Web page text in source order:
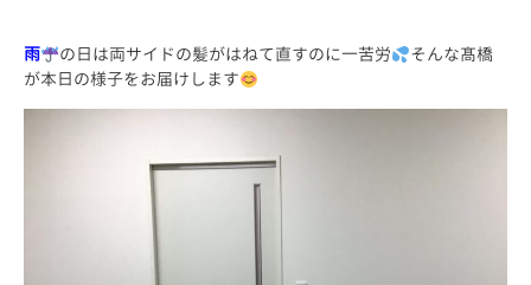
雨 の日は両サイドの髪がはねて直すのに一苦労
そんな髙橋
が本日の様子をお届けします